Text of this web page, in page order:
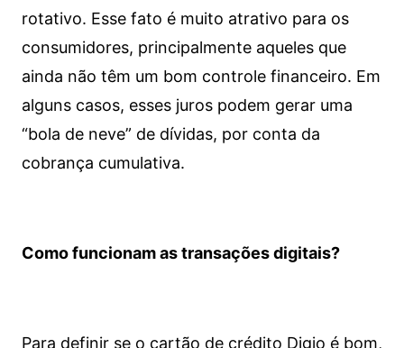
rotativo. Esse fato é muito atrativo para os
consumidores, principalmente aqueles que
ainda não têm um bom controle financeiro. Em
alguns casos, esses juros podem gerar uma
“bola de neve” de dívidas, por conta da
cobrança cumulativa.
Como funcionam as transações digitais?
Para definir se o cartão de crédito Digio é bom,